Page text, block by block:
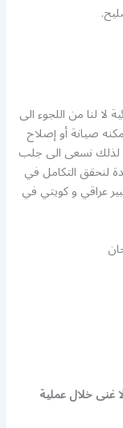
لا لنا من اللجوء الى
صيانة أو إصلاح
لذلك نسعى الى جلب
لنحقق التكامل في
عراقي و كويتي في
غنى خلال عملية